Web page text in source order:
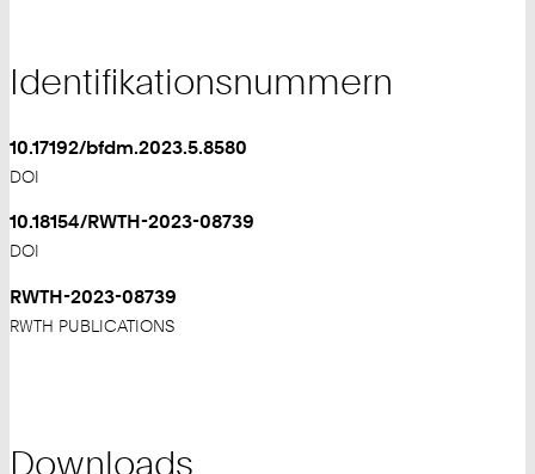
Identifikationsnummern
10.17192/bfdm.2023.5.8580
DOI
10.18154/RWTH-2023-08739
DOI
RWTH-2023-08739
RWTH PUBLICATIONS
Downloads